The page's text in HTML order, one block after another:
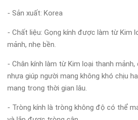
- Sản xuất: Korea
- Chất liệu: Gọng kính được làm từ Kim
mảnh, nhẹ bền.
- Chân kính làm từ Kim loại thanh
nhựa giúp người mang không khó chịu
mang trong thời gian lâu.
- Tròng kính là tròng không độ có thể